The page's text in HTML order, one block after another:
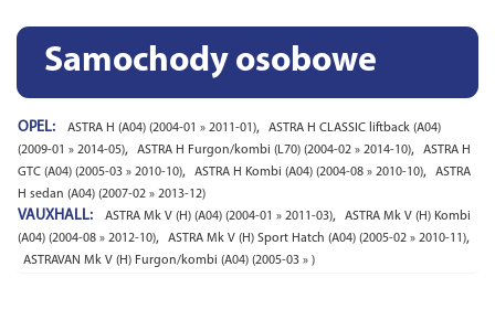
Samochody osobowe
OPEL: ASTRA H (A04) (2004-01 » 2011-01),
ASTRA H CLASSIC liftback (A04)
(2009-01 » 2014-05), ASTRA H Furgon/kombi (L70) (2004-02 » 2014-10),
ASTRA H
GTC (A04) (2005-03 » 2010-10), ASTRA H Kombi (A04) (2004-08 » 2010-10),
ASTRA
H sedan (A04) (2007-02 » 2013-12)
VAUXHALL: ASTRA Mk V (H) (A04) (2004-01 » 2011-03),
ASTRA Mk V (H) Kombi
(A04) (2004-08 » 2012-10), ASTRA Mk V (H) Sport Hatch (A04) (2005-02 » 2010-11),
ASTRAVAN Mk V (H) Furgon/kombi (A04) (2005-03 » )